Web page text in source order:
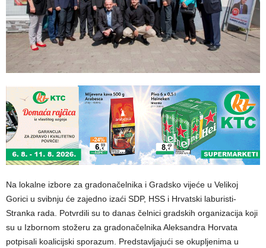
Na lokalne izbore za gradonačelnika i Gradsko vijeće u Velikoj
Gorici u svibnju će zajedno izaći SDP, HSS i Hrvatski laburisti-
Stranka rada. Potvrdili su to danas čelnici gradskih organizacija koji
su u Izbornom stožeru za gradonačelnika Aleksandra Horvata
potpisali koalicijski sporazum. Predstavljajući se okupljenima u